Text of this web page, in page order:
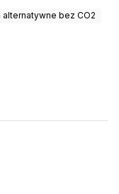
alternatywne bez CO2